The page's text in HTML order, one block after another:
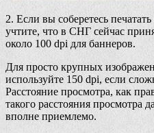
2. Если вы соберетесь
учтите, что в СНГ сейчас
около 100 dpi для баннеров.
Для просто крупных
используйте 150 dpi, если
Расстояние просмотра, как
такого расстояния просмотра
вполне приемлемо.